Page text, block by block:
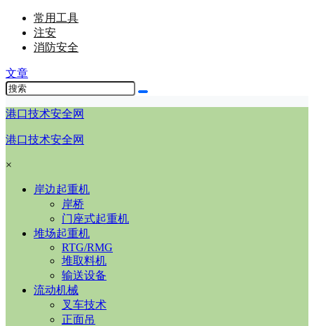
常用工具
注安
消防安全
文章
港口技术安全网
港口技术安全网
×
岸边起重机
岸桥
门座式起重机
堆场起重机
RTG/RMG
堆取料机
输送设备
流动机械
叉车技术
正面吊